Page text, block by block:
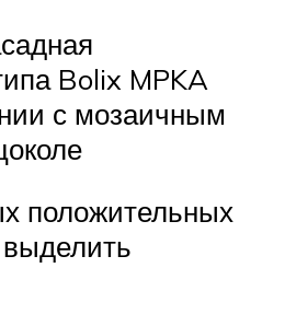
Bolix MPKA
с мозаичным
положительных